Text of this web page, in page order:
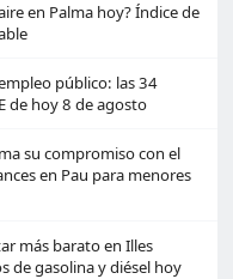
en Palma hoy? Índice de
público: las 34
de hoy 8 de agosto
su compromiso con el
en Pau para menores
más barato en Illes
de gasolina y diésel hoy